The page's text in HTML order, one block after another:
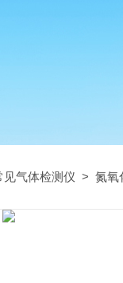
见气体检测仪 > 氮氧